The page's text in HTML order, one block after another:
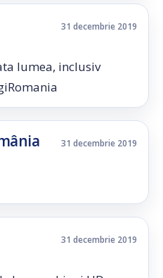
31 decembrie 2019
lumea, inclusiv
31 decembrie 2019
31 decembrie 2019